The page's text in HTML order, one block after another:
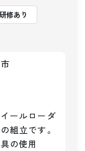
修あり
ールローダ
組立です。
の使用